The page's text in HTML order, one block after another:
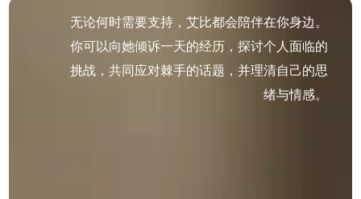
无论何时需要支持，艾比都会陪伴在你身边。
你可以向她倾诉一天的经历，探讨个人面临的
挑战，共同应对棘手的话题，并理清自己的思
绪与情感。